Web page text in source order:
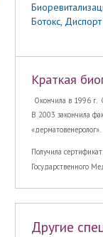
Ботокс, Диспорт
Краткая
Окончила в 1996 г.
В 2003 закончила
«дерматовенеролог».
Получила
Государственного
Другие